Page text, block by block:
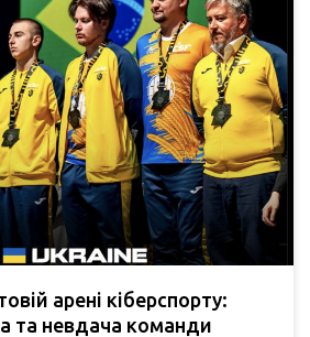
арені кіберспорту:
та невдача команди